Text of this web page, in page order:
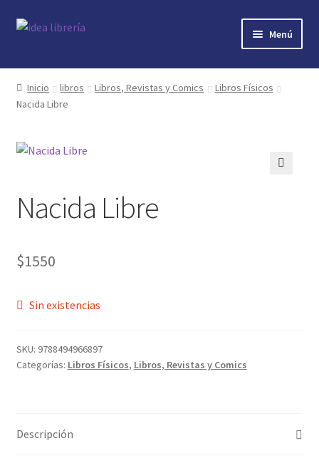
Ir
Ir
Menú
Inicio
contacto
libros
nosotros
novedades
Inicio libros Libros, Revistas y Comics
Libros Físicos
Nacida Libre
Nacida Libre
$1550
Sin existencias
SKU: 9788494966897
Categorías: Libros Físicos, Libros, Revistas y Comics
Descripción